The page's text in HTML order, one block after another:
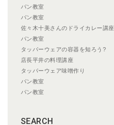
パン教室
パン教室
佐々木十美さんのドライカレー講座
パン教室
タッパーウェアの容器を知ろう?
店長平井の料理講座
タッパーウェア味噌作り
パン教室
パン教室
SEARCH